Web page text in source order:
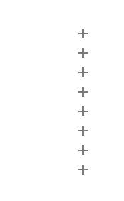







